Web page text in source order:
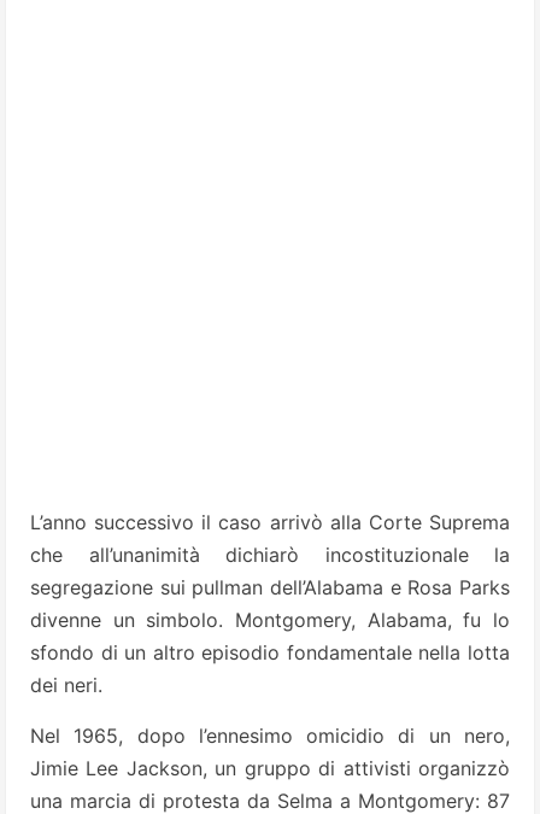
L’anno successivo il caso arrivò alla Corte Suprema
che all’unanimità dichiarò incostituzionale la
segregazione sui pullman dell’Alabama e Rosa Parks
divenne un simbolo. Montgomery, Alabama, fu lo
sfondo di un altro episodio fondamentale nella lotta
dei neri.
Nel 1965, dopo l’ennesimo omicidio di un nero,
Jimie Lee Jackson, un gruppo di attivisti organizzò
una marcia di protesta da Selma a Montgomery: 87